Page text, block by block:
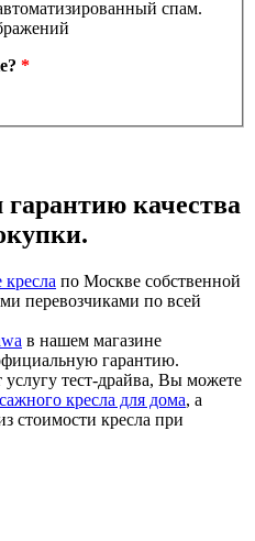
спам.
*
качества
по Москве собственной
перевозчиками по всей
в нашем магазине
гарантию.
тест-драйва, Вы можете
кресла для дома, а
стоимости кресла при